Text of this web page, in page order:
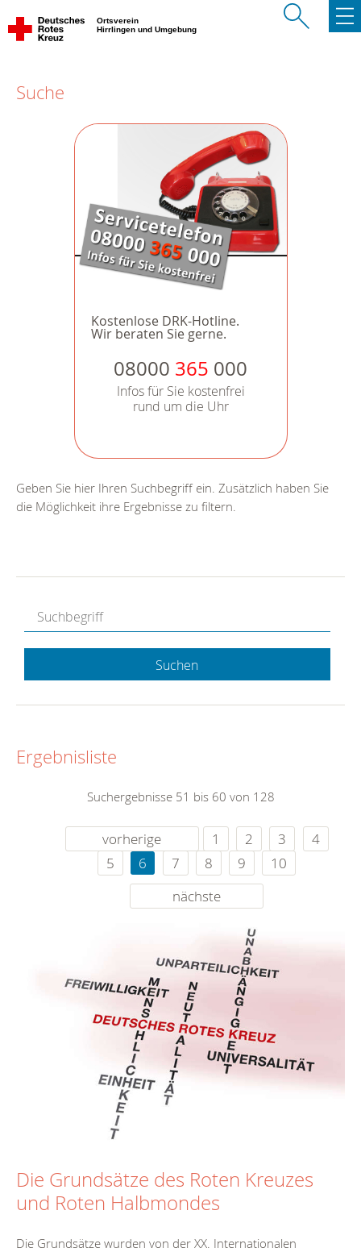
Ortsverein
Hirrlingen und Umgebung
Suche
Kostenlose DRK-Hotline.
Wir beraten Sie gerne.
08000 365 000
Infos für Sie kostenfrei
rund um die Uhr
Geben Sie hier Ihren Suchbegriff ein. Zusätzlich haben Sie
die Möglichkeit ihre Ergebnisse zu filtern.
Suchen
Ergebnisliste
Suchergebnisse 51 bis 60 von 128
vorherige 1 2 3
4
5
6 7 8 9
10
nächste
Die Grundsätze des Roten Kreuzes
und Roten Halbmondes
Die Grundsätze wurden von der XX. Internationalen